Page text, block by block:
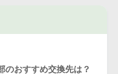
のおすすめ交換先は？